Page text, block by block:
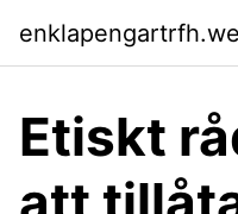
Etiskt